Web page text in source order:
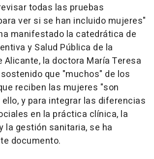
todas las pruebas
ver si se han incluido mujeres"
manifestado la catedrática de
y Salud Pública de la
Alicante, la doctora María Teresa
que "muchos" de los
reciben las mujeres "son
y para integrar las diferencias
en la práctica clínica, la
la gestión sanitaria, se ha
documento.